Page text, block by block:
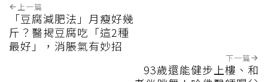
上一篇
「豆腐減肥法」月瘦好幾
斤？醫揭豆腐吃「這2種
最好」，消脹氣有妙招
下一篇
93歲還能健步上樓、和